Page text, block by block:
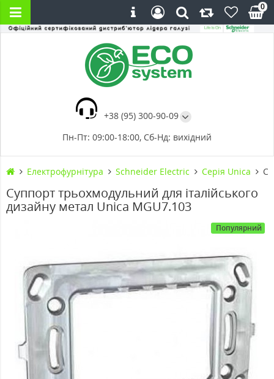
+38 (95) 300-90-09
Пн-Пт: 09:00-18:00, Сб-Нд: вихідний
0
Електрофурнітура Schneider Electric Cерія Unica
Суппорт трьохмодульний для італійського
дизайну метал Unica MGU7.103
Популярний